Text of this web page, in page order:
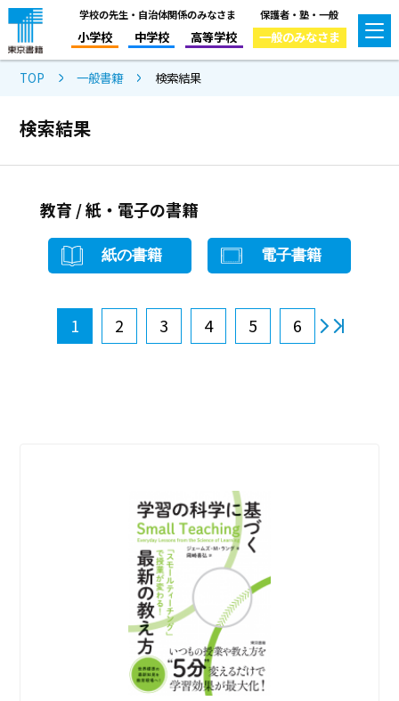
学校の先生・自治体関係のみなさま
小学校 中学校 高等学校
保護者・塾・一般
一般のみなさま
TOP 一般書籍 検索結果
検索結果
教育 / 紙・電子の書籍
紙の書籍 電子書籍
1 2 3 4 5 6